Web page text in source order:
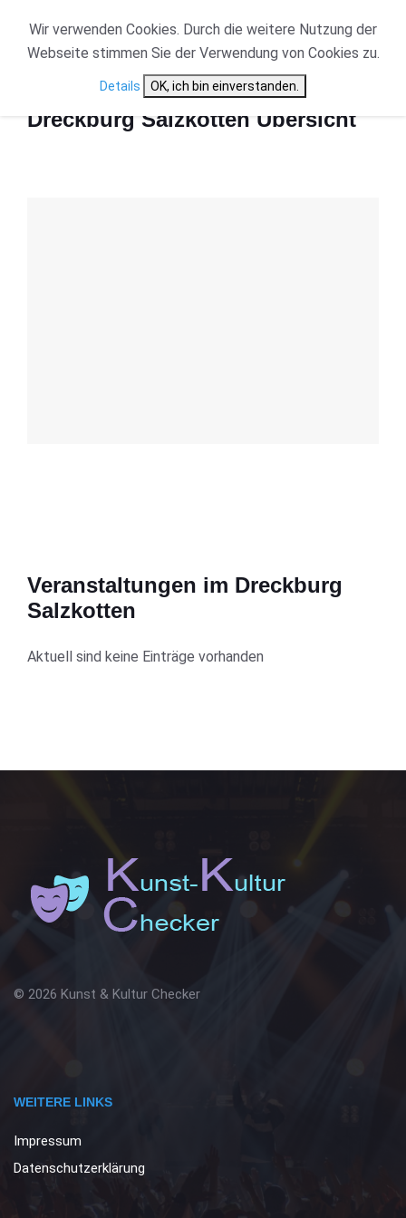
Dreckburg Salzkotten Übersicht
Dreckburg Salzkotten Übersicht
Veranstaltungen im Dreckburg
Salzkotten
Aktuell sind keine Einträge vorhanden
© 2026 Kunst & Kultur Checker
WEITERE LINKS
Impressum
Datenschutzerklärung
Wir verwenden Cookies. Durch die weitere Nutzung der
Webseite stimmen Sie der Verwendung von Cookies zu.
Details OK, ich bin einverstanden.